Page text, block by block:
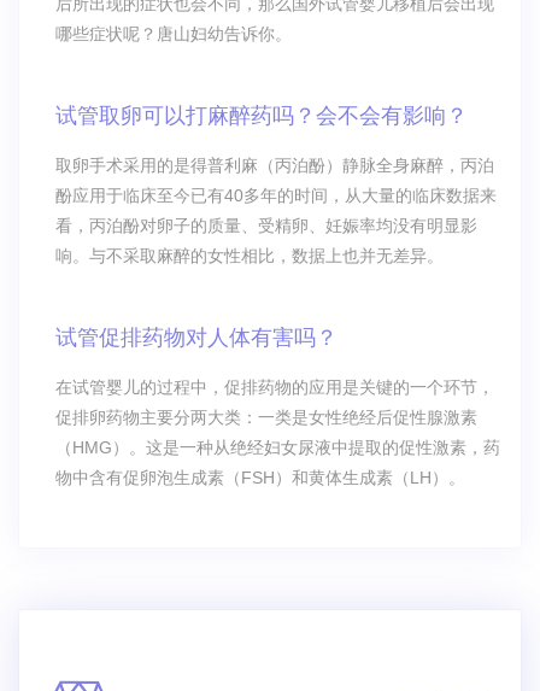
哪些症状呢？唐山妇幼告诉你。
试管取卵可以打麻醉药吗？会不会有影响？
取卵手术采用的是得普利麻（丙泊酚）静脉全身麻醉，丙泊
酚应用于临床至今已有40多年的时间，从大量的临床数据来
看，丙泊酚对卵子的质量、受精卵、妊娠率均没有明显影
响。与不采取麻醉的女性相比，数据上也并无差异。
试管促排药物对人体有害吗？
在试管婴儿的过程中，促排药物的应用是关键的一个环节，
促排卵药物主要分两大类：一类是女性绝经后促性腺激素
（HMG）。这是一种从绝经妇女尿液中提取的促性激素，药
物中含有促卵泡生成素（FSH）和黄体生成素（LH）。